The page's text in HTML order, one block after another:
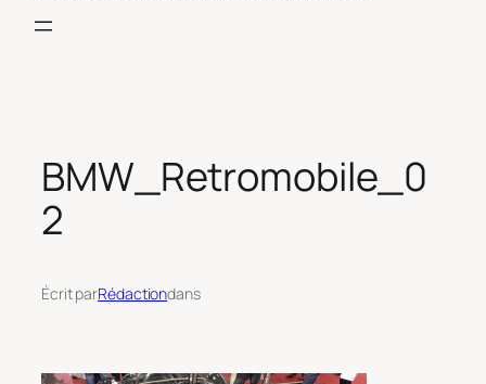
BMW_Retromobile_0
2
Écrit parRédactiondans